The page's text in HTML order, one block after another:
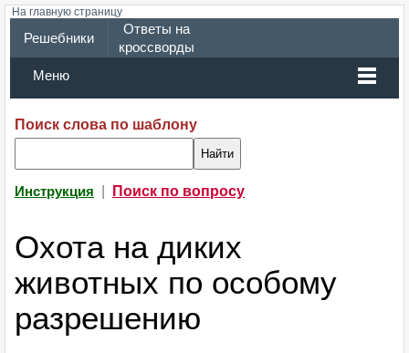
На главную страницу
Решебники
Ответы на
кроссворды
Меню
Поиск слова по шаблону
Инструкция Поиск по вопросу
Охота на диких
животных по особому
разрешению